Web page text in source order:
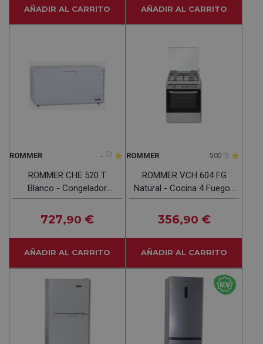
AÑADIR AL CARRITO AÑADIR AL CARRITO
ROMMER - (0)
ROMMER CHE 520 T
Blanco - Congelador
Horizontal 500L
727,90 €
AÑADIR AL CARRITO
ROMMER 5,00 (1)
ROMMER VCH 604 FG
Natural - Cocina 4 Fuegos
60CM
356,90 €
AÑADIR AL CARRITO